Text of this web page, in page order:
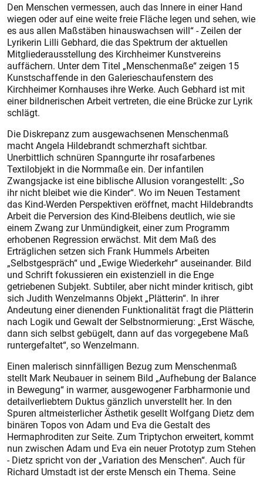
Den Menschen vermessen, auch das Innere in einer Hand
wiegen oder auf eine weite freie Fläche legen und sehen, wie
es aus allen Maßstäben hinauswachsen will“ - Zeilen der
Lyrikerin Lilli Gebhard, die das Spektrum der aktuellen
Mitgliederausstellung des Kirchheimer Kunstvereins
auffächern. Unter dem Titel „Menschenmaße“ zeigen 15
Kunstschaffende in den Galerieschaufenstern des
Kirchheimer Kornhauses ihre Werke. Auch Gebhard ist mit
einer bildnerischen Arbeit vertreten, die eine Brücke zur Lyrik
schlägt.
Die Diskrepanz zum ausgewachsenen Menschenmaß
macht Angela Hildebrandt schmerzhaft sichtbar.
Unerbittlich schnüren Spanngurte ihr rosafarbenes
Textilobjekt in die Normmaße ein. Der infantilen
Zwangsjacke ist eine biblische Allusion vorangestellt: „So
ihr nicht bleibet wie die Kinder“. Wo im Neuen Testament
das Kind-Werden Perspektiven eröffnet, macht Hildebrandts
Arbeit die Perversion des Kind-Bleibens deutlich, wie sie
einem Zwang zur Unmündigkeit, einer zum Programm
erhobenen Regression erwächst. Mit dem Maß des
Erträglichen setzen sich Frank Hummels Arbeiten
„Selbstgespräch“ und „Ewige Wiederkehr“ auseinander. Bild
und Schrift fokussieren ein existenziell in die Enge
getriebenen Subjekt. Subtiler, aber nicht minder kritisch, gibt
sich Judith Wenzelmanns Objekt „Plätterin“. In ihrer
Andeutung einer dienenden Funktionalität fragt die Plätterin
nach Logik und Gewalt der Selbstnormierung: „Erst Wäsche,
dann sich selbst gebügelt, dann auf das vorgegebene Maß
runtergefaltet“, so Wenzelmann.
Einen malerisch sinnfälligen Bezug zum Menschenmaß
stellt Mark Neubauer in seinem Bild „Aufhebung der Balance
in Bewegung“ in warmer, ausgewogener Farbharmonie und
detailverliebtem Duktus gänzlich unverstellt her. In den
Spuren altmeisterlicher Ästhetik gesellt Wolfgang Dietz dem
binären Topos von Adam und Eva die Gestalt des
Hermaphroditen zur Seite. Zum Triptychon erweitert, kommt
nun zwischen Adam und Eva ein neuer Prototyp zum Stehen
- Dietz spricht von der „Variation des Menschen“. Auch für
Richard Umstadt ist der erste Mensch ein Thema. Seine